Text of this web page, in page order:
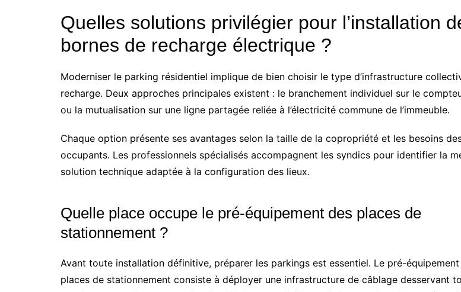
Quelles solutions privilégier pour l’installation
bornes de recharge électrique ?
Moderniser le parking résidentiel implique de bien choisir le type d’infrastructure
recharge. Deux approches principales existent : le branchement individuel sur le
ou la mutualisation sur une ligne partagée reliée à l’électricité commune de l’immeuble.
Chaque option présente ses avantages selon la taille de la copropriété et les besoins
occupants. Les professionnels spécialisés accompagnent les syndics pour identifier la
solution technique adaptée à la configuration des lieux.
Quelle place occupe le pré-équipement des places de
stationnement ?
Avant toute installation définitive, préparer les parkings est essentiel. Le pré-
places de stationnement consiste à déployer une infrastructure de câblage desservant